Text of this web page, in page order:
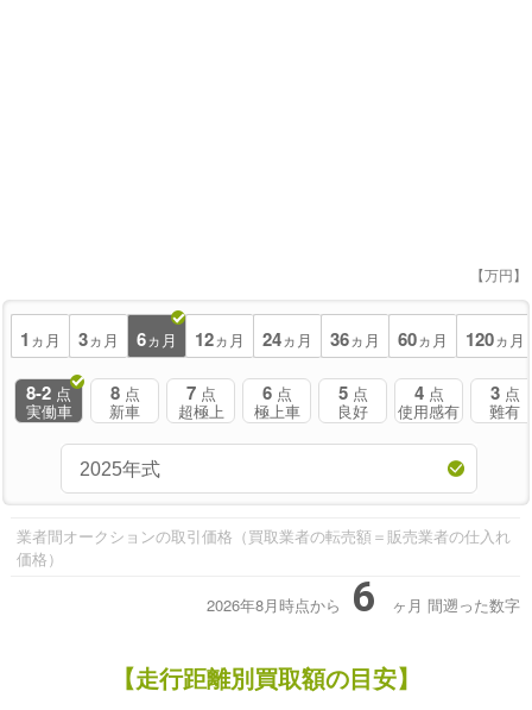
【万円】
1 ヵ月 3ヵ月 6ヵ月 12ヵ月 24ヵ月 36ヵ月 60ヵ月 120ヵ月
8-2 点
実働車
8 点
新車
7 点
超極上
6 点
極上車
5 点
良好
4 点
使用感有
3 点
難有
業者間オークションの取引価格（買取業者の転売額＝販売業者の仕入れ
価格）
2026年8月時点から 6 ヶ月 間遡った数字
【走行距離別買取額の目安】